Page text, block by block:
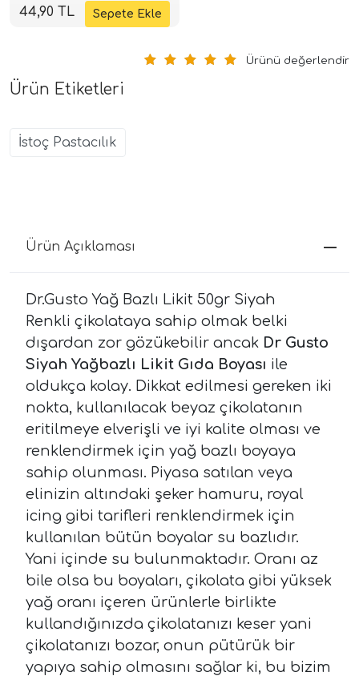
44,90 TL
Ürünü değerlendir
Ürün Etiketleri
İstoç Pastacılık
Ürün Açıklaması
Dr.Gusto Yağ Bazlı Likit 50gr Siyah
Renkli çikolataya sahip olmak belki
dışardan zor gözükebilir ancak Dr Gusto
Siyah Yağbazlı Likit Gıda Boyası ile
oldukça kolay. Dikkat edilmesi gereken iki
nokta, kullanılacak beyaz çikolatanın
eritilmeye elverişli ve iyi kalite olması ve
renklendirmek için yağ bazlı boyaya
sahip olunması. Piyasa satılan veya
elinizin altındaki şeker hamuru, royal
icing gibi tarifleri renklendirmek için
kullanılan bütün boyalar su bazlıdır.
Yani içinde su bulunmaktadır. Oranı az
bile olsa bu boyaları, çikolata gibi yüksek
yağ oranı içeren ürünlerle birlikte
kullandığınızda çikolatanızı keser yani
çikolatanızı bozar, onun pütürük bir
yapıya sahip olmasını sağlar ki, bu bizim